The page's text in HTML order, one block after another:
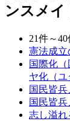
ンスメイ
21件～40
憲法成立
国際化
ヤ化（ユ
国民皆兵
国民皆兵
志し溢れ